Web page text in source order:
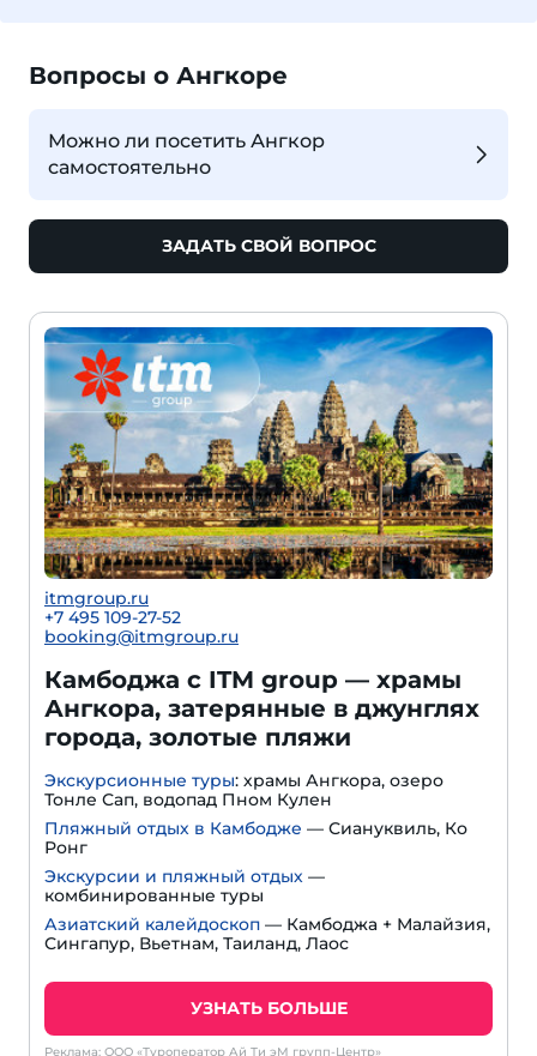
Вопросы о Ангкоре
Можно ли посетить Ангкор
самостоятельно
ЗАДАТЬ СВОЙ ВОПРОС
itmgroup.ru
+7 495 109-27-52
booking@itmgroup.ru
Камбоджа с ITM group — храмы
Ангкора, затерянные в джунглях
города, золотые пляжи
Экскурсионные туры: храмы Ангкора, озеро
Тонле Сап, водопад Пном Кулен
Пляжный отдых в Камбодже — Сиануквиль, Ко
Ронг
Экскурсии и пляжный отдых —
комбинированные туры
Азиатский калейдоскоп — Камбоджа + Малайзия,
Сингапур, Вьетнам, Таиланд, Лаос
УЗНАТЬ БОЛЬШЕ
Реклама: ООО «Туроператор Ай Ти эМ групп-Центр»